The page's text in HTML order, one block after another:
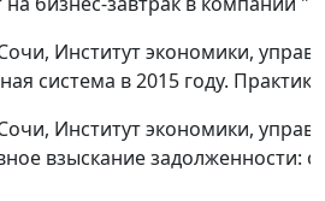
Институт экономики,
система в 2015 году.
Институт экономики,
взыскание задолженности: